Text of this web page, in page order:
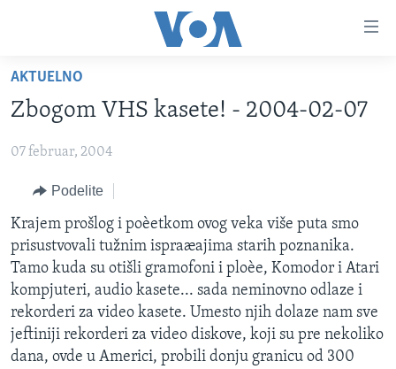
glavni
sadržaj
na
navigaciju
Idi
na
pretragu
NASLOVNA
RUBRIKE
AMERIKA
BALKAN
GLOBALNE TEME
EKONOMIJA
NAUKA I TEHNOLOGIJA
MEDICINA
KULTURA
TV PROGRAM
OTVORENI STUDIO
IZ AMERIKE
Learning English
PRATITE NAS
Jezici
AKTUELNO
Zbogom VHS kasete! - 2004-02-07
07 februar, 2004
Podelite
Krajem prošlog i poèetkom ovog veka više puta smo
prisustvovali tužnim ispraæajima starih poznanika.
Tamo kuda su otišli gramofoni i ploèe, Komodor i Atari
kompjuteri, audio kasete... sada neminovno odlaze i
rekorderi za video kasete. Umesto njih dolaze nam sve
jeftiniji rekorderi za video diskove, koji su pre nekoliko
dana, ovde u Americi, probili donju granicu od 300